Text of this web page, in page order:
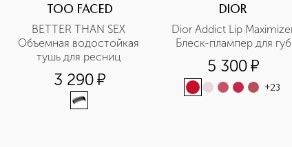
TOO FACED
BETTER THAN SEX
Объемная водостойкая
тушь для ресниц
3 290¤
DIOR
Dior Addict Lip
Блеск-плампер для губ
5 300¤
+23